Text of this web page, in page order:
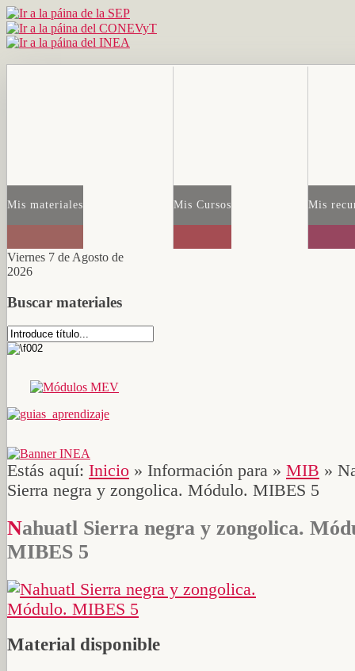
Mis materiales Mis Cursos Mis
Viernes 7 de Agosto de
2026
Buscar materiales
Estás aquí: Inicio » Información para » MIB »
Sierra negra y zongolica. Módulo. MIBES 5
Nahuatl Sierra negra y zongolica. Módulo.
MIBES 5
Material disponible